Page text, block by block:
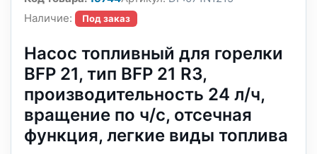
Наличие:
Под заказ
Насос топливный для горелки
BFP 21, тип BFP 21 R3,
производительность 24 л/ч,
вращение по ч/с, отсечная
функция, легкие виды топлива